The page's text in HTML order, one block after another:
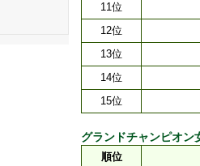
11位
12位
13位
14位
15位
グランドチャンピオ
順位